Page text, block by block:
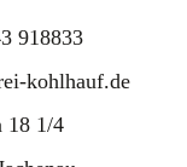
918833
kohlhauf.de
18 1/4